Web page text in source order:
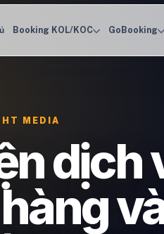
Booking KOL/KOC GoBooking
MEDIA
dịch